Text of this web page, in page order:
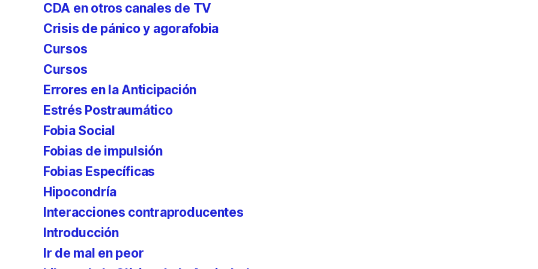
CDA en otros canales de TV
Crisis de pánico y agorafobia
Cursos
Cursos
Errores en la Anticipación
Estrés Postraumático
Fobia Social
Fobias de impulsión
Fobias Específicas
Hipocondría
Interacciones contraproducentes
Introducción
Ir de mal en peor